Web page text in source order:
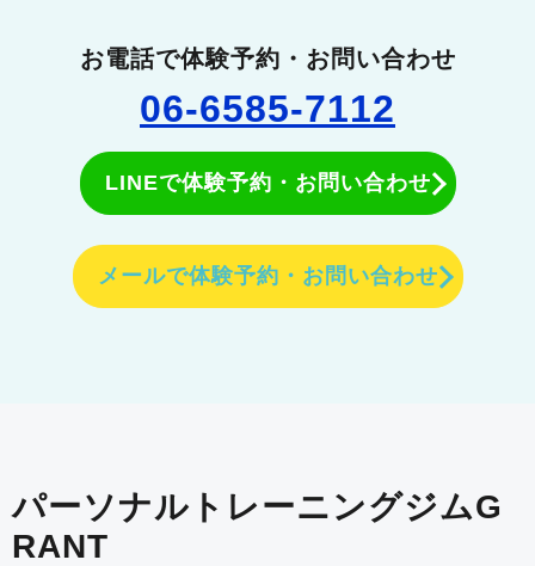
お電話で体験予約・お問い合わせ
06-6585-7112
LINEで体験予約・お問い合わせ
メールで体験予約・お問い合わせ
パーソナルトレーニングジムG
RANT